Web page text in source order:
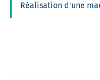
Réalisation d'une